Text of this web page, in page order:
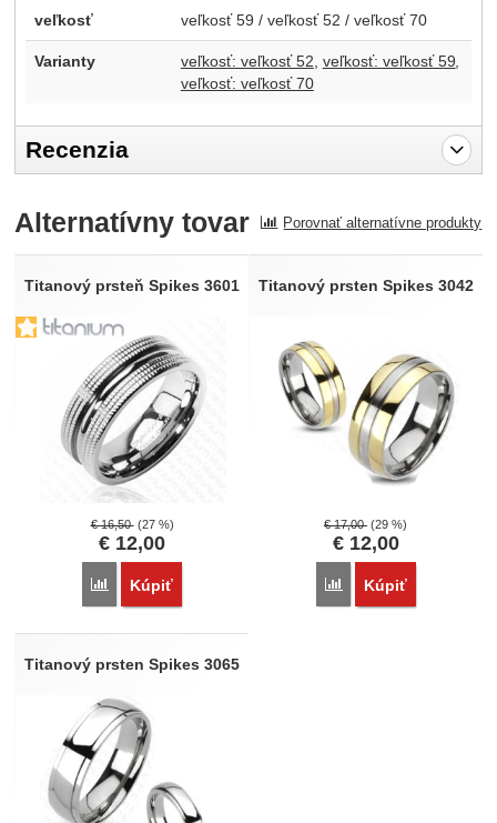
veľkosť veľkosť 59 / veľkosť 52 / veľkosť 70
Varianty veľkosť: veľkosť 52 veľkosť: veľkosť 59
veľkosť: veľkosť 70
Recenzia
Recenzia
Alternatívny tovar Porovnať alternatívne produkty
Titanový prsteň Spikes 3601
€16,50 (27 %)
€ 12,00
Porovnať
Kúpiť
Titanový prsten Spikes 3042
€17,00 (29 %)
€12,00
Porovnať
Kúpiť
Titanový prsten Spikes 3065